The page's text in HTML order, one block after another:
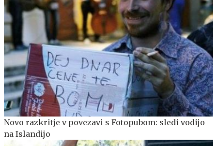
Novo razkritje v povezavi s Fotopubom: sledi vodijo
na Islandijo